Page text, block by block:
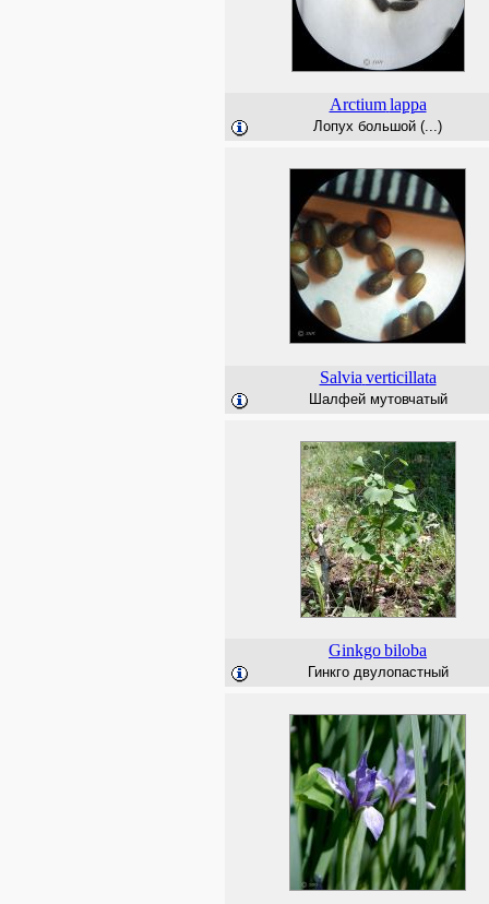
Arctium lappa
Лопух большой (...)
Salvia verticillata
Шалфей мутовчатый
Ginkgobiloba
Гинкго двулопастный